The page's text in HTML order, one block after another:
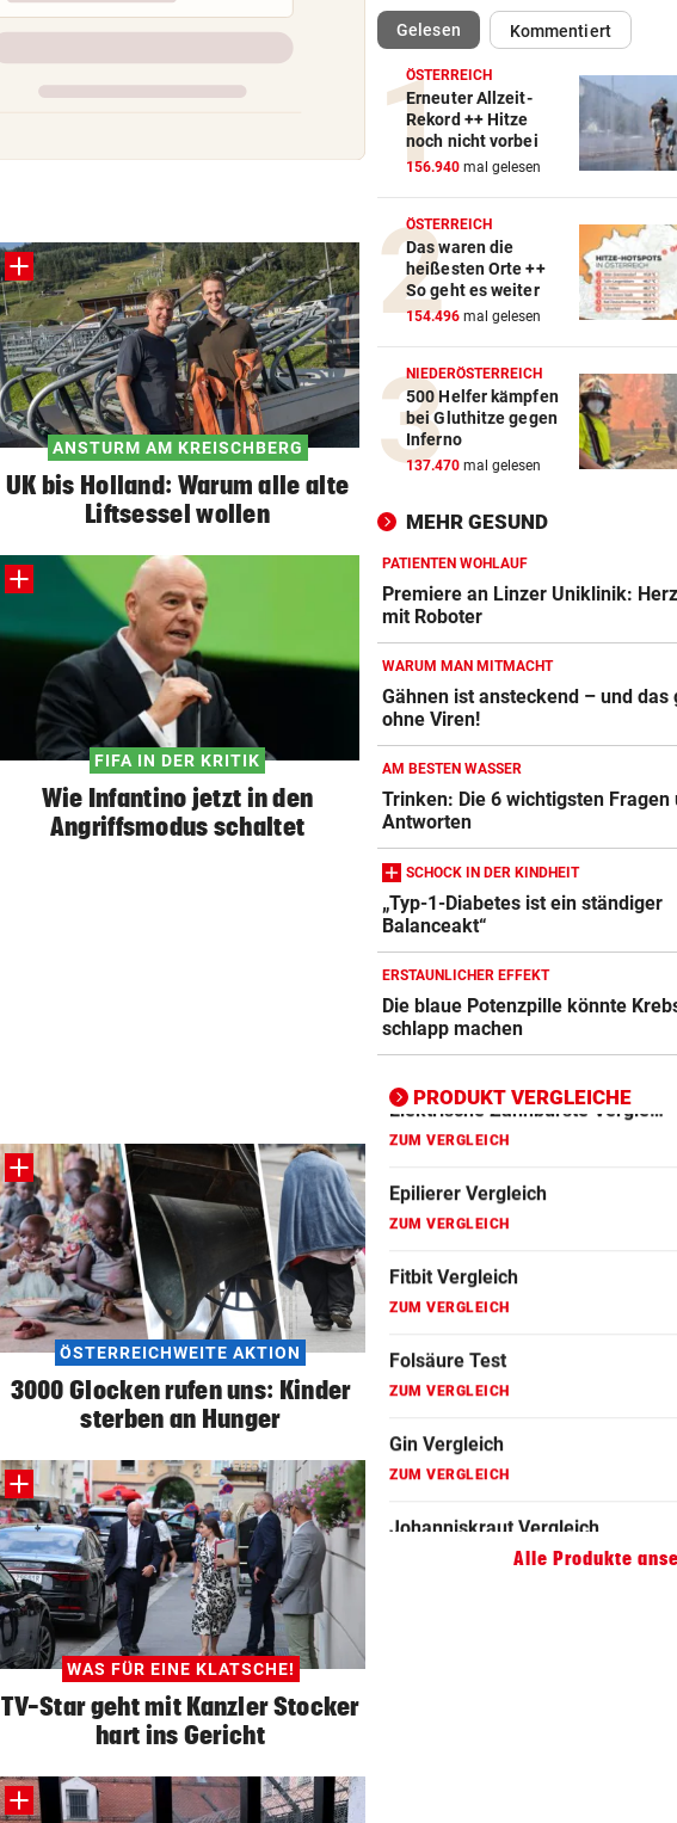
ANSTURM AM KREISCHBERG
UK bis Holland: Warum alle alte
Liftsessel wollen
FIFA IN DER KRITIK
Wie Infantino jetzt in den
Angriffsmodus schaltet
ÖSTERREICHWEITE AKTION
3000 Glocken rufen uns: Kinder
sterben an Hunger
WAS FÜR EINE KLATSCHE!
TV-Star geht mit Kanzler Stocker
hart ins Gericht
DRAMATISCHE RETTUNG
„In der Wohnung war es
und stockfinster“
CONFERENCE LEAGUE vor
Später Doppelschlag fixiert
Rapid-Sieg in Estland
60 MILLIONEN € SCHADEN vor
Warten auf Hitze-Hilfen der
Regierung geht weiter
42,2 GRAD!
Auch in der Slowakei neuer
Allzeit-Rekord
WAS FÜR EINE KLATSCHE! vor
hart ins Gericht
ZAHLREICHE EINSÄTZE vor
Bach wurde in Pinzgauer Ort
reißendem Fluss
WUNDER MUSS HER vor
Fünfmal probiert – einmal
Sturm Kraftakt!
Gelesen(ausgewählt)Kommentiert
ÖSTERREICH
Erneuter Allzeit-
Rekord ++ Hitze
noch nicht vorbei
156.940 mal gelesen
ÖSTERREICH
Das waren die
heißesten Orte ++
So geht es weiter
154.496 mal gelesen
NIEDERÖSTERREICH
500 Helfer kämpfen
bei Gluthitze gegen
Inferno
137.470 mal gelesen
MEHR GESUND
PATIENTEN WOHLAUF
Premiere an Linzer Uniklinik:
mit Roboter
WARUM MAN MITMACHT
Gähnen ist ansteckend – und das
ohne Viren!
AM BESTEN WASSER
Trinken: Die 6 wichtigsten Fragen
Antworten
SCHOCK IN DER KINDHEIT
„Typ-1-Diabetes ist ein ständiger
Balanceakt“
ERSTAUNLICHER EFFEKT
Die blaue Potenzpille könnte
schlapp machen
PRODUKT VERGLEICHE
Blutdruckmessgerät Vergleich
Duschkopf Vergleich
ZUM VERGLEICH
Epilierer Vergleich
ZUM VERGLEICH
Fitbit Vergleich
ZUM VERGLEICH
Folsäure Test
Gin Vergleich
Johanniskraut Vergleich
Kokosöl Vergleich
Lockenstab Vergleich
Alle Produkte